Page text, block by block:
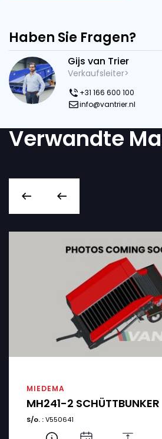
Haben Sie Fragen?
Gijs van Trier
Verkaufsleiter>
+31 166 600 100
info@vantrier.nl
Verwandte
MIEDEMA
MH241-2 SCHÜTTBUNKER
S/o. :V550641